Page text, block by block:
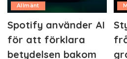
Allmänt
Spotify använder AI
för att förklara
betydelsen bakom